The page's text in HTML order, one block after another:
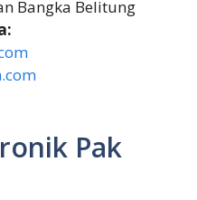
Bangka Belitung
Pak